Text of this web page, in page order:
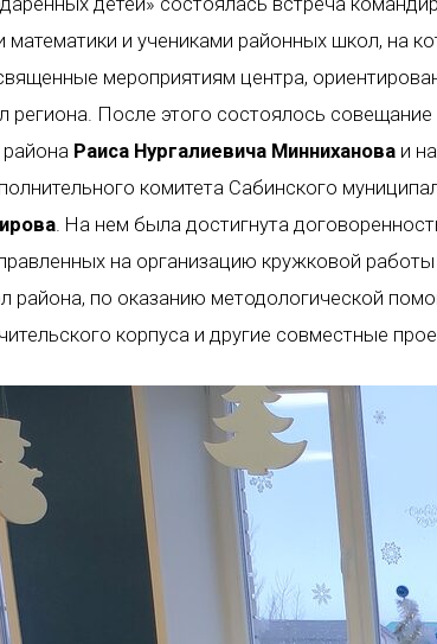
детей» состоялась встреча
математики и учениками районных школ, на
мероприятиям центра,
региона. После этого состоялось
Раиса Нургалиевича Минниханова и
комитета Сабинского
. На нем была достигнута
на организацию кружковой
района, по оказанию методологической
корпуса и другие совместные